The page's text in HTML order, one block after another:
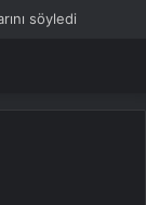
söyledi